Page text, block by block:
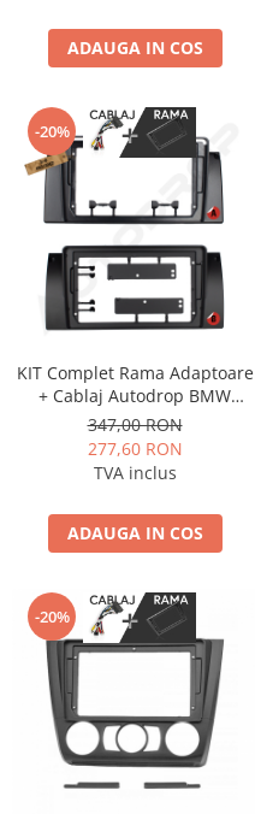
ADAUGA IN COS
-20%
KIT Complet Rama Adaptoare
+ Cablaj Autodrop BMW
E39/E53/E38 pentru Navigatie
Multimedia Android 9 inch
347,00 RON
277,60 RON
TVA inclus
ADAUGA IN COS
-20%